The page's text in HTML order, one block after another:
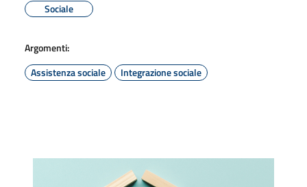
Sociale
Argomenti:
Assistenza sociale
Integrazione sociale